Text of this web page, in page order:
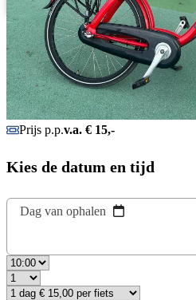
Português
Prijs p.p.v.a. € 15,-
Kies de datum en tijd
Dag van ophalen